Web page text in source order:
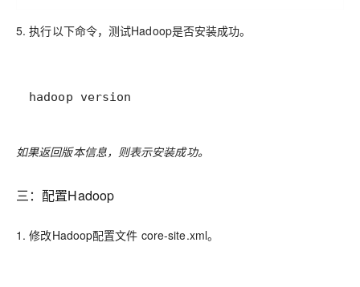
5. 执行以下命令，测试Hadoop是否安装成功。
hadoop version
如果返回版本信息，则表示安装成功。
三：配置Hadoop
1. 修改Hadoop配置文件 core-site.xml。